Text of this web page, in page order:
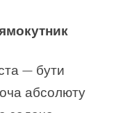
— бути
абсолюту